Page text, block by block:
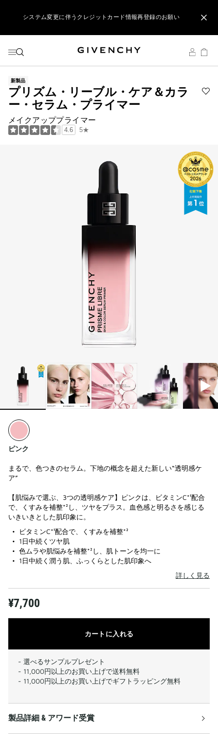
ジバンシイ製品のご購入でポーチをプレゼント
リップ製品ダブルポイントキャンペーン開催中
システム変更に伴うクレジットカード情報再登録のお願い
新製品
プリズム・リーブル・ケア＆カラ
ー・セラム・プライマー
メイクアッププライマー
ー
ブ
ル
4.6 5★
ピンク
まるで、色つきのセラム。下地の概念を超えた新しい“透明感ケ
ア”
【肌悩みで選ぶ、3つの透明感ケア】ピンクは、ビタミンC*¹配合
で、くすみを補整*²し、ツヤをプラス。血色感と明るさを感じる
いきいきとした肌印象に。
ビタミンC*¹配合で、くすみを補整*²
1日中続くツヤ肌
色ムラや肌悩みを補整*²し、肌トーンを均一に
1日中続く潤う肌、ふっくらとした肌印象へ
詳しく見る
¥7,700
カートに入れる
- 選べるサンプルプレゼント
- 11,000円以上のお買い上げで送料無料
- 11,000円以上のお買い上げでギフトラッピング無料
製品詳細 & アワード受賞